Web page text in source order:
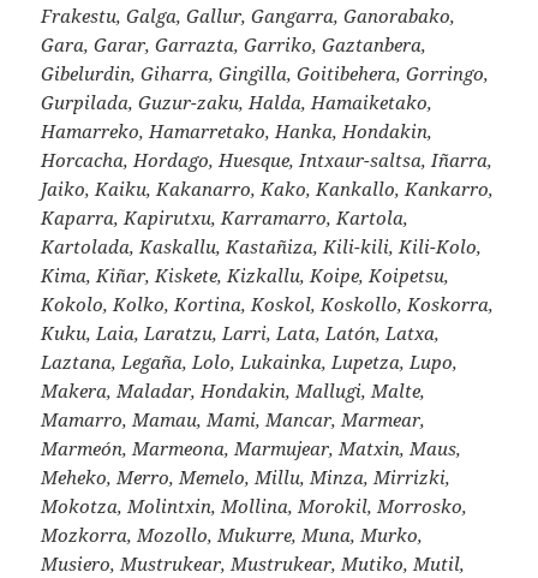
Frakestu, Galga, Gallur, Gangarra, Ganorabako,
Gara, Garar, Garrazta, Garriko, Gaztanbera,
Gibelurdin, Giharra, Gingilla, Goitibehera, Gorringo,
Gurpilada, Guzur-zaku, Halda, Hamaiketako,
Hamarreko, Hamarretako, Hanka, Hondakin,
Horcacha, Hordago, Huesque, Intxaur-saltsa, Iñarra,
Jaiko, Kaiku, Kakanarro, Kako, Kankallo, Kankarro,
Kaparra, Kapirutxu, Karramarro, Kartola,
Kartolada, Kaskallu, Kastañiza, Kili-kili, Kili-Kolo,
Kima, Kiñar, Kiskete, Kizkallu, Koipe, Koipetsu,
Kokolo, Kolko, Kortina, Koskol, Koskollo, Koskorra,
Kuku, Laia, Laratzu, Larri, Lata, Latón, Latxa,
Laztana, Legaña, Lolo, Lukainka, Lupetza, Lupo,
Makera, Maladar, Hondakin, Mallugi, Malte,
Mamarro, Mamau, Mami, Mancar, Marmear,
Marmeón, Marmeona, Marmujear, Matxin, Maus,
Meheko, Merro, Memelo, Millu, Minza, Mirrizki,
Mokotza, Molintxin, Mollina, Morokil, Morrosko,
Mozkorra, Mozollo, Mukurre, Muna, Murko,
Musiero, Mustrukear, Mustrukear, Mutiko, Mutil,